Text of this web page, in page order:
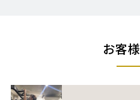
抑えたメニューを組ませていただき
ても体重は落ちますが、それはダイ
では、無理な食事制限をするダイエ
活に必要だからです。
お客